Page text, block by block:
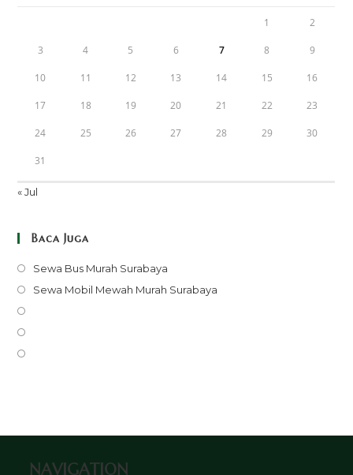
1 2
3 4 5 6 7 8 9
10 11 12 13 14 15 16
17 18 19 20 21 22 23
24 25 26 27 28 29 30
31
« Jul
Baca Juga
Sewa Bus Murah Surabaya
in
Sewa Mobil Mewah Murah Surabaya
tab
NAVIGATION